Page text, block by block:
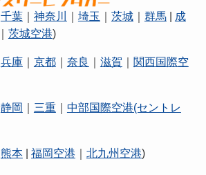
千葉｜ 神奈川 ｜ 埼玉 ｜ 茨城｜ 群馬| 成
｜ 茨城空港)
兵庫｜ 京都｜ 奈良 ｜ 滋賀 ｜ 関西国際空
静岡 ｜ 三重｜ 中部国際空港(セントレ
熊本| 福岡空港 北九州空港)